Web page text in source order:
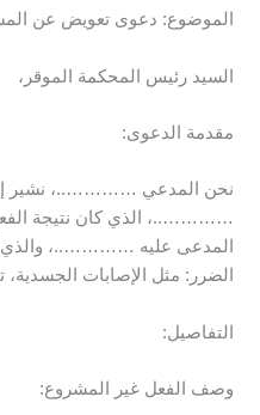
الموضوع: دعوى تعويض عن
السيد رئيس المحكمة الموقر،
مقدمة الدعوى:
نحن المدعي …………..، نشير
…………..، الذي كان نتيجة
المدعى عليه …………..،
الضرر: مثل الإصابات الجسدية،
التفاصيل:
وصف الفعل غير المشروع: